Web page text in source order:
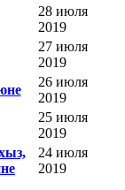
28 июля
2019
27 июля
2019
26 июля
2019
25 июля
2019
24 июля
2019